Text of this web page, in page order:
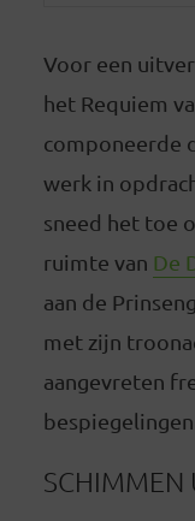
Voor een
het Requiem
componeerde
werk in
sneed het toe
ruimte van De
aan de
met zijn
aangevreten
SCHIMMEN